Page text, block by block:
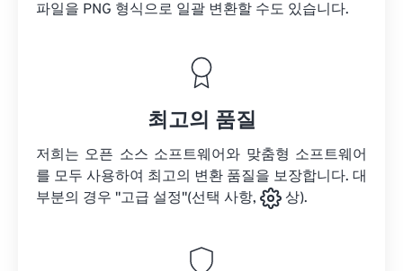
파일을 PNG 형식으로 일괄 변환할 수도 있습니다.
최고의 품질
저희는 오픈 소스 소프트웨어와 맞춤형 소프트웨어
를 모두 사용하여 최고의 변환 품질을 보장합니다. 대
부분의 경우 "고급 설정"(선택 사항,
상).